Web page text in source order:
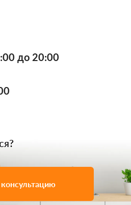
до 20:00
консультацию